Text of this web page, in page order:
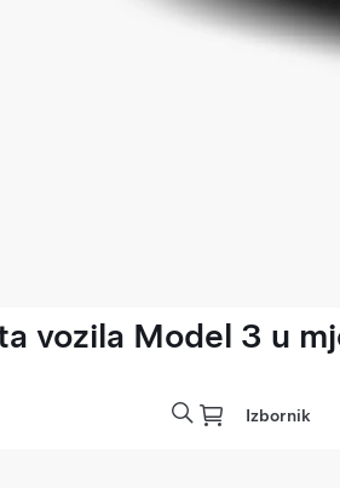
vozila Model 3 u
Izbornik